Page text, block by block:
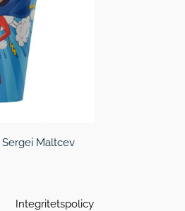
Sergei Maltcev
Integritetspolicy